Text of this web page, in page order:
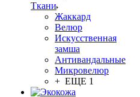
Ткани
Жаккард
Велюр
Искусственная
замша
Антивандальные
Микровелюр
+ ЕЩЕ 1